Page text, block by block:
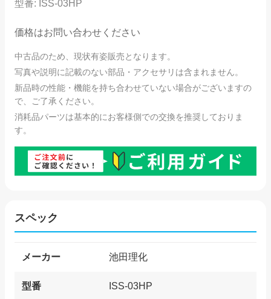
型番: ISS-03HP
価格はお問い合わせください
中古品のため、現状有姿販売となります。
写真や説明に記載のない部品・アクセサリは含まれません。
新品時の性能・機能を持ち合わせていない場合がございますの
で、ご了承ください。
消耗品パーツは基本的にお客様側での交換を推奨しておりま
す。
スペック
メーカー 池田理化
型番 ISS-03HP